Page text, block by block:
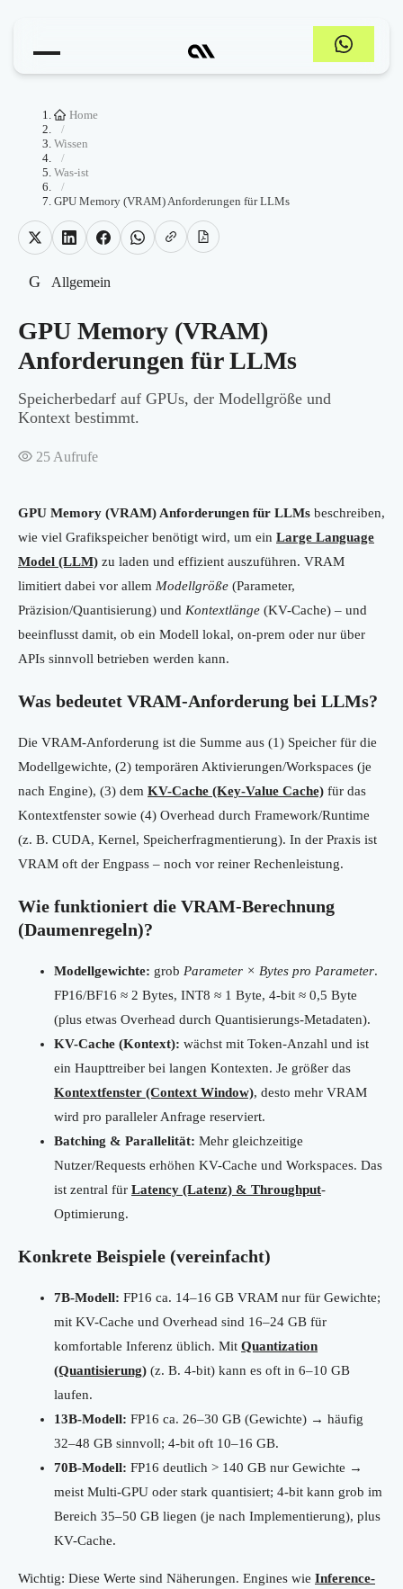
Home
/
Wissen
/
Was-ist
/
GPU Memory (VRAM) Anforderungen für LLMs
G Allgemein
GPU Memory (VRAM)
Anforderungen für LLMs
Speicherbedarf auf GPUs, der Modellgröße und
Kontext bestimmt.
25 Aufrufe
GPU Memory (VRAM) Anforderungen für LLMs beschreiben,
wie viel Grafikspeicher benötigt wird, um ein Large Language
Model (LLM) zu laden und effizient auszuführen. VRAM
limitiert dabei vor allem Modellgröße (Parameter,
Präzision/Quantisierung) und Kontextlänge (KV-Cache) – und
beeinflusst damit, ob ein Modell lokal, on-prem oder nur über
APIs sinnvoll betrieben werden kann.
Was bedeutet VRAM-Anforderung bei LLMs?
Die VRAM-Anforderung ist die Summe aus (1) Speicher für die
Modellgewichte, (2) temporären Aktivierungen/Workspaces (je
nach Engine), (3) dem KV-Cache (Key-Value Cache) für das
Kontextfenster sowie (4) Overhead durch Framework/Runtime
(z. B. CUDA, Kernel, Speicherfragmentierung). In der Praxis ist
VRAM oft der Engpass – noch vor reiner Rechenleistung.
Wie funktioniert die VRAM-Berechnung
(Daumenregeln)?
Modellgewichte: grob Parameter × Bytes pro Parameter.
FP16/BF16 ≈ 2 Bytes, INT8 ≈ 1 Byte, 4-bit ≈ 0,5 Byte
(plus etwas Overhead durch Quantisierungs-Metadaten).
KV-Cache (Kontext): wächst mit Token-Anzahl und ist
ein Haupttreiber bei langen Kontexten. Je größer das
Kontextfenster (Context Window), desto mehr VRAM
wird pro paralleler Anfrage reserviert.
Batching & Parallelität: Mehr gleichzeitige
Nutzer/Requests erhöhen KV-Cache und Workspaces. Das
ist zentral für Latency (Latenz) & Throughput-
Optimierung.
Konkrete Beispiele (vereinfacht)
7B-Modell: FP16 ca. 14–16 GB VRAM nur für Gewichte;
mit KV-Cache und Overhead sind 16–24 GB für
komfortable Inferenz üblich. Mit Quantization
(Quantisierung) (z. B. 4-bit) kann es oft in 6–10 GB
laufen.
13B-Modell: FP16 ca. 26–30 GB (Gewichte) → häufig
32–48 GB sinnvoll; 4-bit oft 10–16 GB.
70B-Modell: FP16 deutlich > 140 GB nur Gewichte →
meist Multi-GPU oder stark quantisiert; 4-bit kann grob im
Bereich 35–50 GB liegen (je nach Implementierung), plus
KV-Cache.
Wichtig: Diese Werte sind Näherungen. Engines wie Inference-